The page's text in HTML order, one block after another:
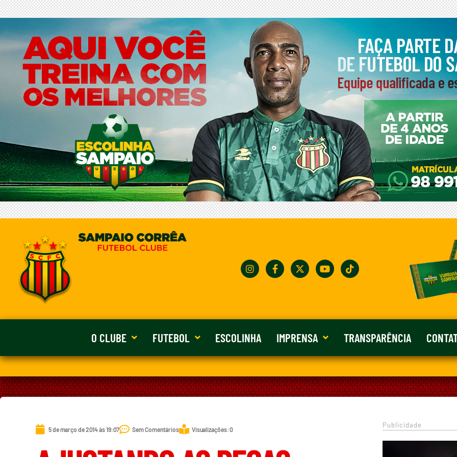
O CLUBE FUTEBOL ESCOLINHA IMPRENSA TRANSPARÊNCIA
5 de março de 2014 às 19:07 Sem Comentários Visualizações: 0
Publicidade